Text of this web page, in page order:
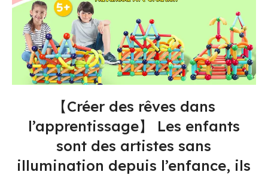
【Créer des rêves dans
l’apprentissage】 Les enfants
sont des artistes sans
illumination depuis l’enfance, ils